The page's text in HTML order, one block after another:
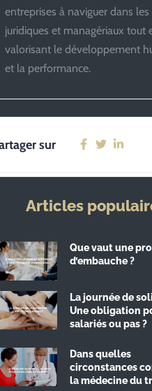
entreprises à naviguer dans les
juridiques et managériaux tout
valorisant le développement
et la performance.
sur
Articles
Que vaut une
d’embauche ?
La journée de
Une obligation
salariés ou pas ?
Dans quelles
circonstances
la médecine du